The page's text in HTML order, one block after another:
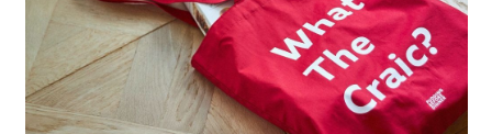
3.完整用戶服務條款，請詳閱以下連結： https://oppay.tw/userRule
客戶支援中心」https://netprotections.freshdesk.com/support/home
【注意事項】
１．透過由恩沛科技股份有限公司提供之「AFTEE先享後付」服務完成之交
易，需依本服務之必要範圍內提供個人資料，並將交易相關給付款項請求債
權轉讓予恩沛科技股份有限公司。
２．關於個人資料處理事宜，請瀏覽以下網址：
https://aftee.tw/terms/#terms3
每筆NT$80，滿NT$1,500(含以上)免運費